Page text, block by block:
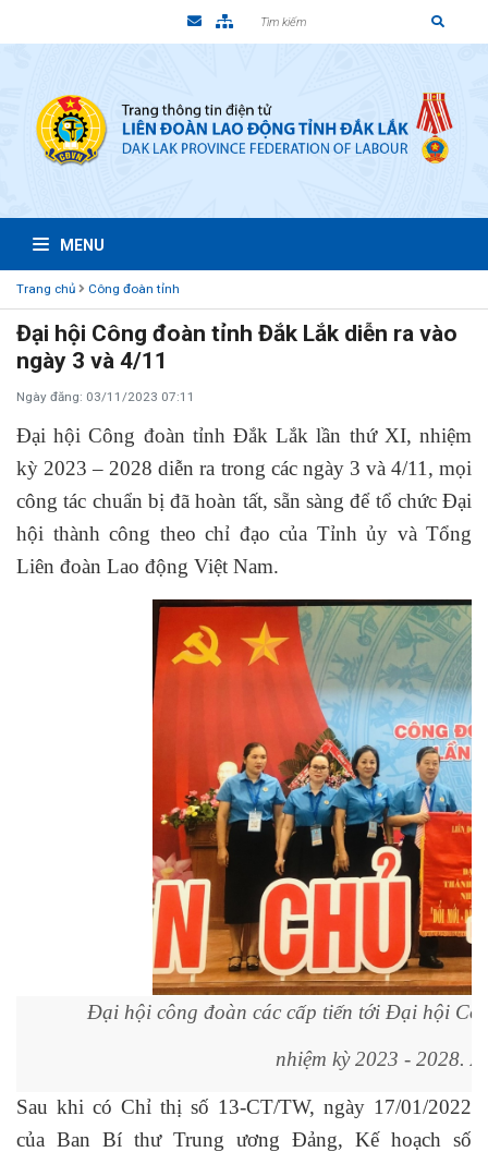
MENU
Trang chủ Công đoàn tỉnh
Đại hội Công đoàn tỉnh Đắk Lắk diễn ra vào
ngày 3 và 4/11
Ngày đăng: 03/11/2023 07:11
Đại hội Công đoàn tỉnh Đắk Lắk lần thứ XI, nhiệm
kỳ 2023 – 2028 diễn ra trong các ngày 3 và 4/11 , mọi
công tác chuẩn bị đã hoàn tất, sẵn sàng để tổ chứcĐại
hội thành công theo chỉ đạo của Tỉnh ủy và Tổng
Liên đoàn Lao động Việt Nam.
Đại hội công đoàn các cấp tiến tới Đại hội
nhiệm kỳ 2023 - 2028.
Sau khi có Chỉ thị số 13-CT/TW, ngày 17/01/2022
của Ban Bí thư Trung ương Đảng, Kế hoạch số